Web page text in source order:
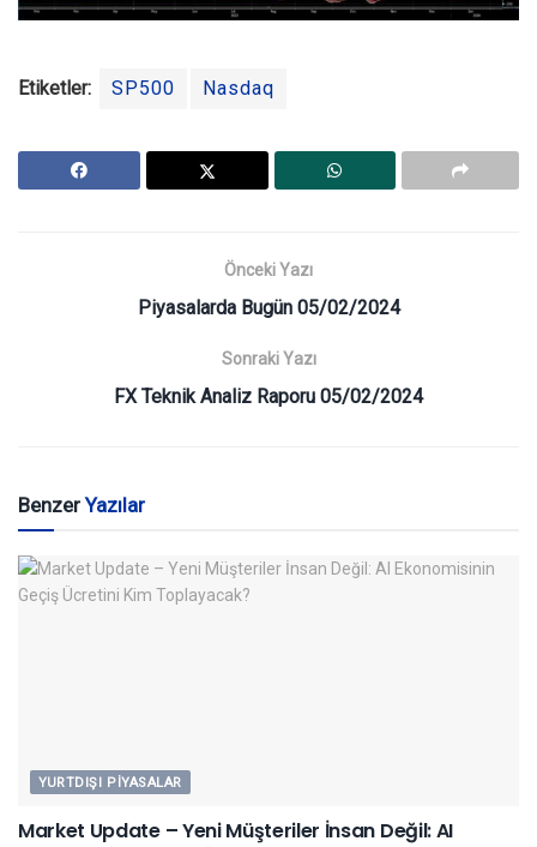
Etiketler: SP500 Nasdaq
Önceki Yazı
Piyasalarda Bugün 05/02/2024
Sonraki Yazı
FX Teknik Analiz Raporu 05/02/2024
BenzerYazılar
YURTDIŞI PIYASALAR
Market Update – Yeni Müşteriler İnsan Değil: AI